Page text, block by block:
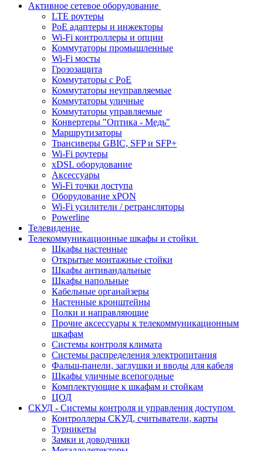
Активное сетевое оборудование
LTE роутеры
PoE адаптеры и инжекторы
Wi-Fi контроллеры и опции
Коммутаторы промышленные
Wi-Fi мосты
Грозозащита
Коммутаторы c PoE
Коммутаторы неуправляемые
Коммутаторы уличные
Коммутаторы управляемые
Конвертеры "Оптика - Медь"
Маршрутизаторы
Трансиверы GBIC, SFP и SFP+
Wi-Fi роутеры
xDSL оборудование
Аксессуары
Wi-Fi точки доступа
Оборудование хPON
Wi-Fi усилители / ретрансляторы
Powerline
Телевидение
Телекоммуникационные шкафы и стойки
Шкафы настенные
Открытые монтажные стойки
Шкафы антивандальные
Шкафы напольные
Кабельные органайзеры
Настенные кронштейны
Полки и направляющие
Прочие аксессуары к телекоммуникационным
шкафам
Системы контроля климата
Системы распределения электропитания
Фальш-панели, заглушки и вводы для кабеля
Шкафы уличные всепогодные
Комплектующие к шкафам и стойкам
ЦОД
СКУД - Системы контроля и управления доступом
Контроллеры СКУД, считыватели, карты
Турникеты
Замки и доводчики